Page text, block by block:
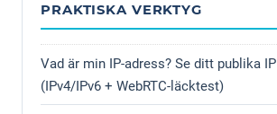
PRAKTISKA VERKTYG
Vad är min IP-adress? Se ditt publika
(IPv4/IPv6 + WebRTC-läcktest)